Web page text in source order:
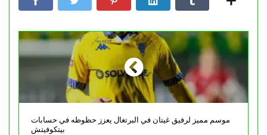
موسم مميز لرفيق غيتان في البرتغال يعزز حظوظه في حسابات
بيتكوفيتش